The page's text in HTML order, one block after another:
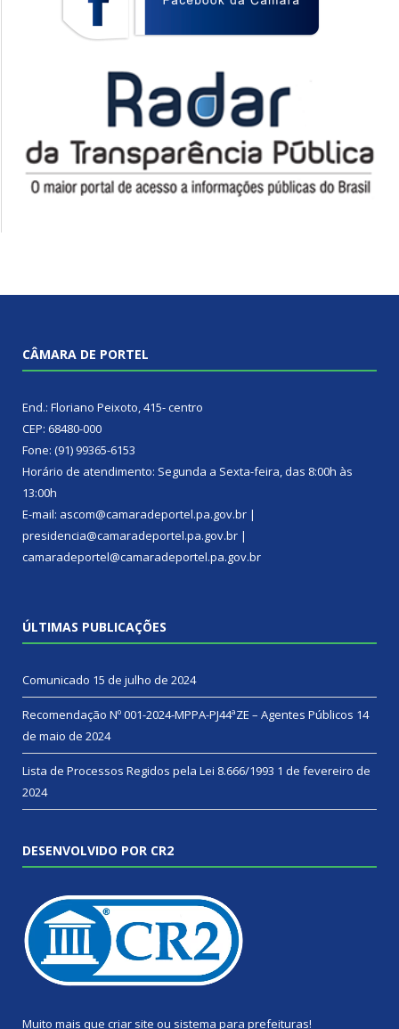
CÂMARA DE PORTEL
End.: Floriano Peixoto, 415- centro
CEP: 68480-000
Fone: (91) 99365-6153
Horário de atendimento: Segunda a Sexta-feira, das 8:00h às
13:00h
E-mail: ascom@camaradeportel.pa.gov.br |
presidencia@camaradeportel.pa.gov.br |
camaradeportel@camaradeportel.pa.gov.br
ÚLTIMAS PUBLICAÇÕES
Comunicado 15 de julho de 2024
Recomendação Nº 001-2024-MPPA-PJ44ªZE – Agentes Públicos 14
de maio de 2024
Lista de Processos Regidos pela Lei 8.666/1993 1 de fevereiro de
2024
DESENVOLVIDO POR CR2
Muito mais que criar site ou sistema para prefeituras!